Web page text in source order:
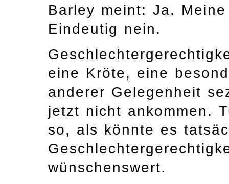
Barley meint: Ja.
Eindeutig nein.
eine Kröte, eine
anderer Gelegenheit
jetzt nicht ankommen.
so, als könnte es
wünschenswert.